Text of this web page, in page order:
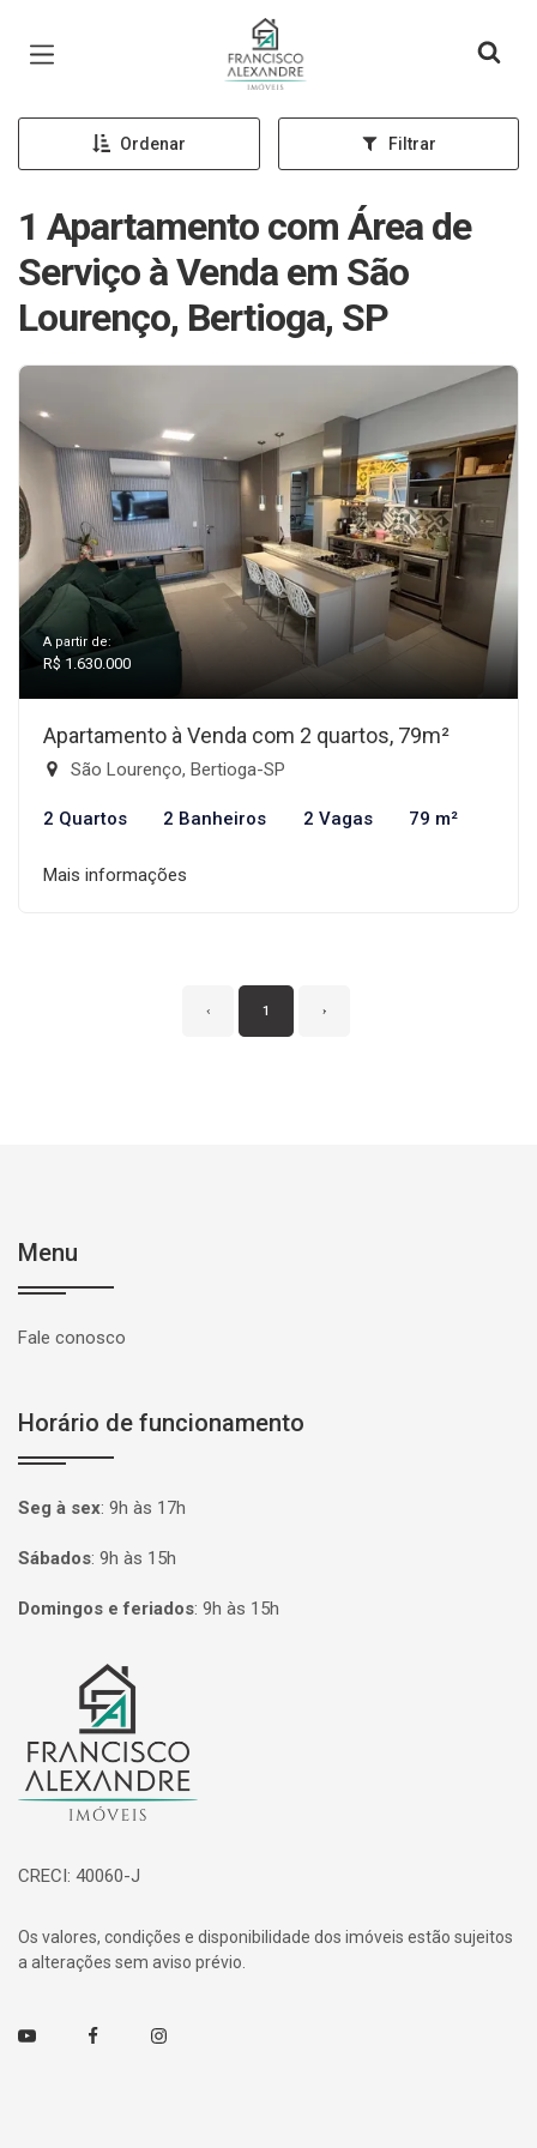
Página inicial
Ordenar Filtrar
1 Apartamento com Área de
Serviço à Venda em São
Lourenço, Bertioga, SP
A partir de:
R$ 1.630.000
Apartamento à Venda com 2 quartos, 79m²
São Lourenço, Bertioga-SP
2 Quartos 2 Banheiros 2 Vagas 79 m²
Mais informações
‹ 1 ›
Menu
Fale conosco
Horário de funcionamento
Seg à sex: 9h às 17h
Sábados: 9h às 15h
Domingos e feriados: 9h às 15h
Página inicial
CRECI: 40060-J
Os valores, condições e disponibilidade dos imóveis estão sujeitos
a alterações sem aviso prévio.
Youtube FacebookInstagram